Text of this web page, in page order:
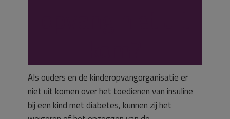
Als ouders en de kinderopvangorganisatie er
niet uit komen over het toedienen van insuline
bij een kind met diabetes, kunnen zij het